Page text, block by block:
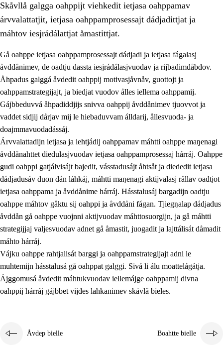
Prinsihpa oahppama, åvddånahttema ja ávddama hárráj
2.1 Sosiála oahppam ja åvddånibme
2.2 Máhtudahka fágáj hárráj
2.3 Vuodulasj tjehpudagá
Oahppat oahppat
Doaresfágalasj tiemá
Skåvllå galgga oahppijt viehkedit ietjasa oahppamav
árvvalattatjit, ietjasa oahppamprosessajt dádjadittjat ja
máhtov iesjrádálattjat åmastittjat.
Gå oahppe ietjasa oahppamprosessajt dádjadi ja ietjasa fágalasj
åvddånimev, de oadtju dassta iesjrádálasjvuodav ja rijbadimdåbdov.
Åhpadus galggá åvdedit oahppij motivasjåvnåv, guottojt ja
oahppamstrategijajt, ja biedjat vuodov ålles iellema oahppamij.
Gájbbeduvvá åhpadiddjijs snivva oahppij åvddånimev tjuovvot ja
vaddet sidjij dårjav mij le hiebaduvvam álldarij, ållesvuoda- ja
doajmmavuodadássáj.
Árvvalattadijn ietjasa ja iehtjádij oahppamav máhtti oahppe maŋenagi
åvddånahttet diedulasjvuodav ietjasa oahppamprosessaj hárráj. Oahppe
gudi oahppi gatjálvisájt bajedit, vásstadusájt åhtsåt ja diededit ietjasa
dádjadusáv duon dán láhkáj, máhtti maŋenagi aktijvalasj rållav oadtjot
ietjasa oahppama ja åvddånime hárráj. Hásstalusáj bargadijn oadtju
oahppe máhtov gåktu sij oahppi ja åvddåni fágan. Tjiegŋalap dádjadus
åvddån gå oahppe vuojnni aktijvuodav máhttosuorgijn, ja gå máhtti
strategijjaj valjesvuodav adnet gå åmastit, juogadit ja lajttálisát dåmadit
máhto hárráj.
Vájku oahppe rahtjalisát barggi ja oahppamstrategijajt adni le
muhtemijn hásstalusá gå oahppat galggi. Sivá li álu moattelágátja.
Ájggomusá åvdedit máhtukvuodav iellemájge oahppamij divna
oahppij hárráj gájbbet vijdes lahkanimev skåvlå bieles.
Åvdep bielle Boahtte bielle